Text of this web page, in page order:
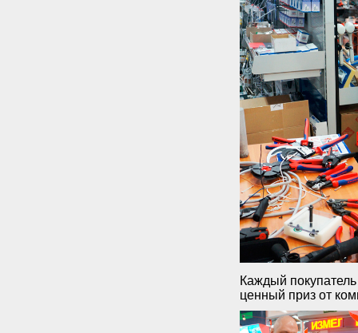
Каждый
ценный приз от